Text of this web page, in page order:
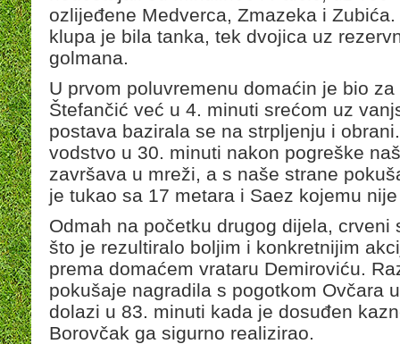
ozlijeđene Medverca, Zmazeka i Zubića.
klupa je bila tanka, tek dvojica uz
golmana.
U prvom poluvremenu domaćin je bio
Štefančić već u 4. minuti srećom uz
postava bazirala se na strpljenju i
vodstvo u 30. minuti nakon pogreške
završava u mreži, a s naše strane
je tukao sa 17 metara i Saez kojemu
Odmah na početku drugog dijela,
što je rezultiralo boljim i konkretnijim
prema domaćem vrataru Demiroviću.
pokušaje nagradila s pogotkom Ovčara
dolazi u 83. minuti kada je dosuđen
Borovčak ga sigurno realizirao.